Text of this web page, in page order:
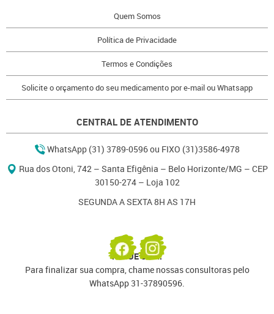
Quem Somos
Política de Privacidade
Termos e Condições
Solicite o orçamento do seu medicamento por e-mail ou Whatsapp
CENTRAL DE ATENDIMENTO
WhatsApp (31) 3789-0596 ou FIXO (31)3586-4978
Rua dos Otoni, 742 – Santa Efigênia – Belo Horizonte/MG – CEP
30150-274 – Loja 102
SEGUNDA A SEXTA 8H AS 17H
PAGUE COM:
Para finalizar sua compra, chame nossas consultoras pelo
WhatsApp 31-37890596.